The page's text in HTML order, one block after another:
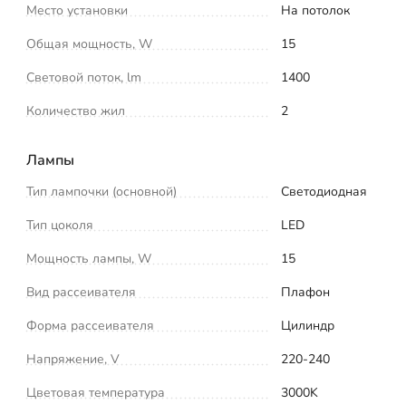
Место установки
На потолок
Общая мощность, W
15
Световой поток, lm
1400
Количество жил
2
Лампы
Тип лампочки (основной)
Светодиодная
Тип цоколя
LED
Мощность лампы, W
15
Вид рассеивателя
Плафон
Форма рассеивателя
Цилиндр
Напряжение, V
220-240
Цветовая температура
3000K